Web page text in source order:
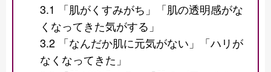
3.1
「肌がくすみがち」「肌の透明感がな
くなってきた気がする」
3.2 「なんだか肌に元気がない」「ハリが
なくなってきた」